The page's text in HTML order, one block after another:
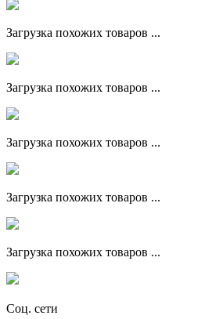
Загрузка похожих товаров ...
Загрузка похожих товаров ...
Загрузка похожих товаров ...
Загрузка похожих товаров ...
Загрузка похожих товаров ...
Соц. сети